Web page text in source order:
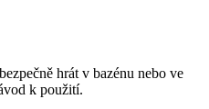
hrát v bazénu nebo ve
k použití.